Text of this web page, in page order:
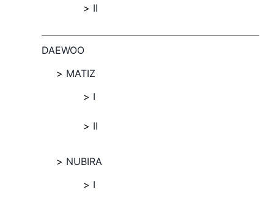
II
DAEWOO
MATIZ
I
II
NUBIRA
I